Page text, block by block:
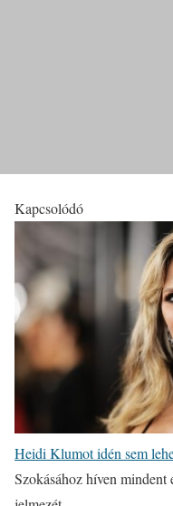
Kapcsolódó
Heidi Klumot idén sem
Szokásához híven